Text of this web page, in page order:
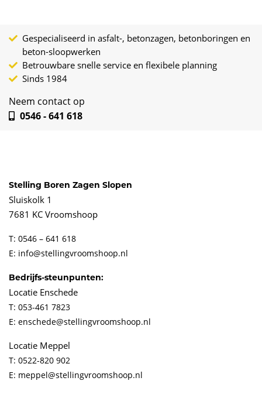
Gespecialiseerd in asfalt-, betonzagen, betonboringen en
beton-sloopwerken
Betrouwbare snelle service en flexibele planning
Sinds 1984
Neem contact op
0546 - 641 618
Stelling Boren Zagen Slopen
Sluiskolk 1
7681 KC Vroomshoop
T: 0546 – 641 618
E: info@stellingvroomshoop.nl
Bedrijfs-steunpunten:
Locatie Enschede
T: 053-461 7823
E: enschede@stellingvroomshoop.nl
Locatie Meppel
T: 0522-820 902
E: meppel@stellingvroomshoop.nl